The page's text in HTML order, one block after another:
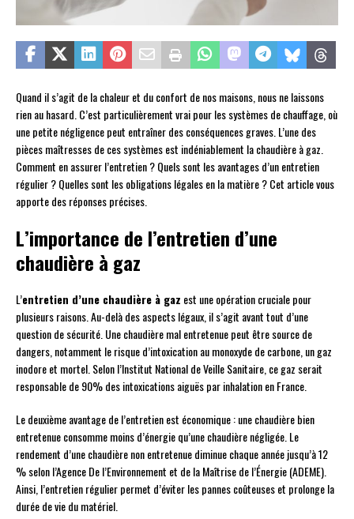
Quand il s’agit de la chaleur et du confort de nos maisons, nous ne laissons
rien au hasard. C’est particulièrement vrai pour les systèmes de chauffage, où
une petite négligence peut entraîner des conséquences graves. L’une des
pièces maîtresses de ces systèmes est indéniablement la chaudière à gaz.
Comment en assurer l’entretien ? Quels sont les avantages d’un entretien
régulier ? Quelles sont les obligations légales en la matière ? Cet article vous
apporte des réponses précises.
L’importance de l’entretien d’une
chaudière à gaz
L’entretien d’une chaudière à gaz est une opération cruciale pour
plusieurs raisons. Au-delà des aspects légaux, il s’agit avant tout d’une
question de sécurité. Une chaudière mal entretenue peut être source de
dangers, notamment le risque d’intoxication au monoxyde de carbone, un gaz
inodore et mortel. Selon l’Institut National de Veille Sanitaire, ce gaz serait
responsable de 90% des intoxications aiguës par inhalation en France.
Le deuxième avantage de l’entretien est économique : une chaudière bien
entretenue consomme moins d’énergie qu’une chaudière négligée. Le
rendement d’une chaudière non entretenue diminue chaque année jusqu’à 12
% selon l’Agence De l’Environnement et de la Maîtrise de l’Énergie (ADEME).
Ainsi, l’entretien régulier permet d’éviter les pannes coûteuses et prolonge la
durée de vie du matériel.